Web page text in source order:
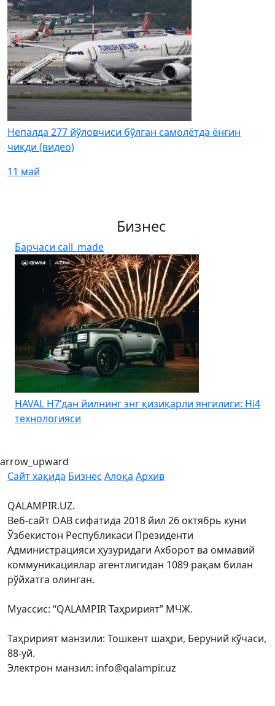
Непалда 277 йўловчиси бўлган самолётда ёнғин
чиқди (видео)
11 май
Бизнес
Барчаси call_made
HAVAL H7’дан йилнинг энг қизиқарли янгилиги: Hi4
технологияси
arrow_upward
Сайт хақида Бизнес Алоқа Архив
QALAMPIR.UZ.
Веб-сайт ОАВ сифатида 2018 йил 26 октябрь куни
Ўзбекистон Республикаси Президенти
Администрацияси ҳузуридаги Ахборот ва оммавий
коммуникациялар агентлигидан 1089 рақам билан
рўйхатга олинган.
Муассис: “QALAMPIR Таҳририят” МЧЖ.
Таҳририят манзили: Тошкент шаҳри, Беруний кўчаси,
88-уй.
Электрон манзил: info@qalampir.uz